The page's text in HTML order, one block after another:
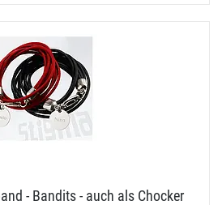
- Bandits - auch als Chocker